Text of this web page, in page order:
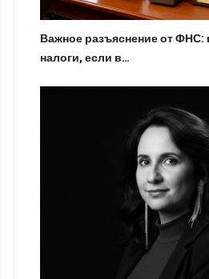
Важное разъяснение от ФНС:
налоги, если в…